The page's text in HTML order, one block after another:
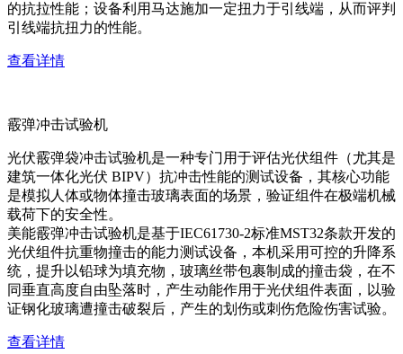
的抗拉性能；设备利用马达施加一定扭力于引线端，从而评判
引线端抗扭力的性能。
查看详情
霰弹冲击试验机
光伏霰弹袋冲击试验机是一种专门用于评估光伏组件（尤其是
建筑一体化光伏 BIPV）抗冲击性能的测试设备，其核心功能
是模拟人体或物体撞击玻璃表面的场景，验证组件在极端机械
载荷下的安全性。
美能霰弹冲击试验机是基于IEC61730-2标准MST32条款开发的
光伏组件抗重物撞击的能力测试设备，本机采用可控的升降系
统，提升以铅球为填充物，玻璃丝带包裹制成的撞击袋，在不
同垂直高度自由坠落时，产生动能作用于光伏组件表面，以验
证钢化玻璃遭撞击破裂后，产生的划伤或刺伤危险伤害试验。
查看详情